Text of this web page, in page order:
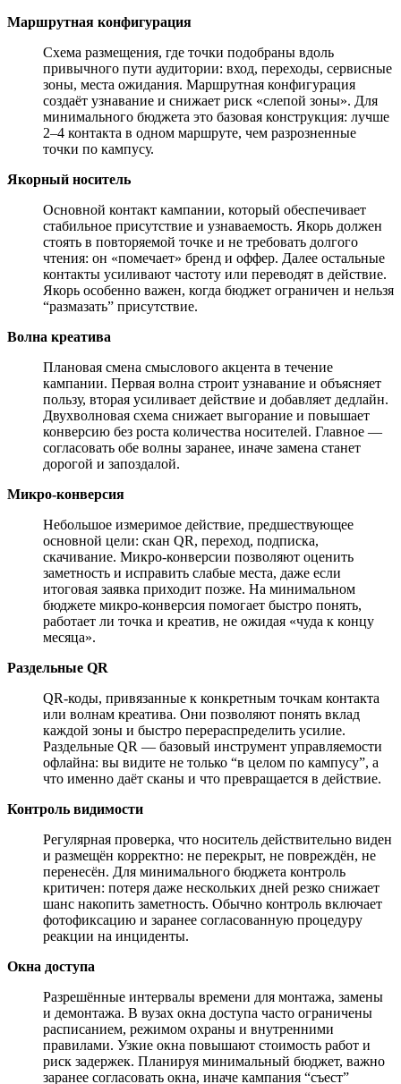
Маршрутная конфигурация
Схема размещения, где точки подобраны вдоль
привычного пути аудитории: вход, переходы, сервисные
зоны, места ожидания. Маршрутная конфигурация
создаёт узнавание и снижает риск «слепой зоны». Для
минимального бюджета это базовая конструкция: лучше
2–4 контакта в одном маршруте, чем разрозненные
точки по кампусу.
Якорный носитель
Основной контакт кампании, который обеспечивает
стабильное присутствие и узнаваемость. Якорь должен
стоять в повторяемой точке и не требовать долгого
чтения: он «помечает» бренд и оффер. Далее остальные
контакты усиливают частоту или переводят в действие.
Якорь особенно важен, когда бюджет ограничен и нельзя
“размазать” присутствие.
Волна креатива
Плановая смена смыслового акцента в течение
кампании. Первая волна строит узнавание и объясняет
пользу, вторая усиливает действие и добавляет дедлайн.
Двухволновая схема снижает выгорание и повышает
конверсию без роста количества носителей. Главное —
согласовать обе волны заранее, иначе замена станет
дорогой и запоздалой.
Микро-конверсия
Небольшое измеримое действие, предшествующее
основной цели: скан QR, переход, подписка,
скачивание. Микро-конверсии позволяют оценить
заметность и исправить слабые места, даже если
итоговая заявка приходит позже. На минимальном
бюджете микро-конверсия помогает быстро понять,
работает ли точка и креатив, не ожидая «чуда к концу
месяца».
Раздельные QR
QR-коды, привязанные к конкретным точкам контакта
или волнам креатива. Они позволяют понять вклад
каждой зоны и быстро перераспределить усилие.
Раздельные QR — базовый инструмент управляемости
офлайна: вы видите не только “в целом по кампусу”, а
что именно даёт сканы и что превращается в действие.
Контроль видимости
Регулярная проверка, что носитель действительно виден
и размещён корректно: не перекрыт, не повреждён, не
перенесён. Для минимального бюджета контроль
критичен: потеря даже нескольких дней резко снижает
шанс накопить заметность. Обычно контроль включает
фотофиксацию и заранее согласованную процедуру
реакции на инциденты.
Окна доступа
Разрешённые интервалы времени для монтажа, замены
и демонтажа. В вузах окна доступа часто ограничены
расписанием, режимом охраны и внутренними
правилами. Узкие окна повышают стоимость работ и
риск задержек. Планируя минимальный бюджет, важно
заранее согласовать окна, иначе кампания “съест”